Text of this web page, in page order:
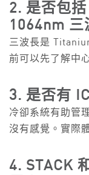
2. 是否包
1064nm 三
三波長是
前可以先了解中
3. 是否有
冷卻系統有助管
沒有感覺。實際
4. STACK